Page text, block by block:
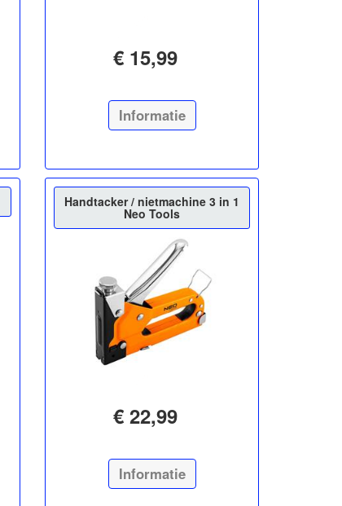
€ 15,99
Informatie
Handtacker / nietmachine 3 in 1
Neo Tools
€ 22,99
Informatie